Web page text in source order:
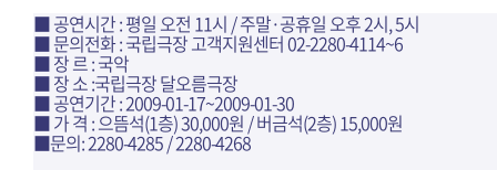
■ 공연시간 : 평일 오전 11시 / 주말·공휴일 오후 2시, 5시
■ 문의전화 : 국립극장 고객지원센터 02-2280-4114~6
■ 장 르 : 국악
■ 장 소 :국립극장 달오름극장
■ 공연기간 : 2009-01-17~2009-01-30
■ 가 격 : 으뜸석(1층) 30,000원 / 버금석(2층) 15,000원
■문의: 2280-4285 / 2280-4268